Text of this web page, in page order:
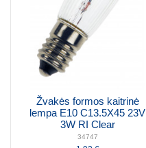
Žvakės formos kaitrinė
lempa E10 C13.5X45 23V
3W RI Clear
34747